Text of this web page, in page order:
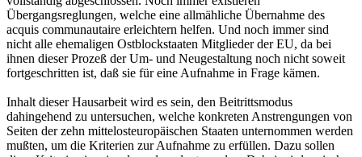
Übergangsreglungen, welche eine allmähliche Übernahme des
acquis communautaire erleichtern helfen. Und noch immer sind
nicht alle ehemaligen Ostblockstaaten Mitglieder der EU, da bei
ihnen dieser Prozeß der Um- und Neugestaltung noch nicht soweit
fortgeschritten ist, daß sie für eine Aufnahme in Frage kämen.
Inhalt dieser Hausarbeit wird es sein, den Beitrittsmodus
dahingehend zu untersuchen, welche konkreten Anstrengungen von
Seiten der zehn mittelosteuropäischen Staaten unternommen werden
mußten, um die Kriterien zur Aufnahme zu erfüllen. Dazu sollen